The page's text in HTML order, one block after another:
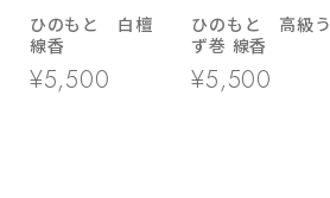
ひのもと 白檀
線香
¥5,500
ひのもと 高級う
ず巻 線香
¥5,500